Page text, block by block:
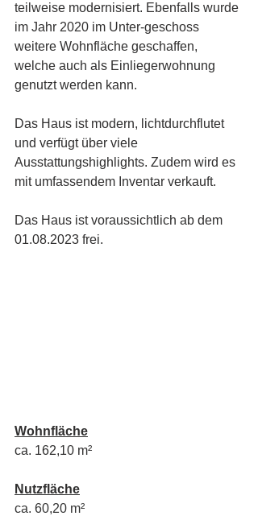
teilweise modernisiert. Ebenfalls wurde
im Jahr 2020 im Unter-geschoss
weitere Wohnfläche geschaffen,
welche auch als Einliegerwohnung
genutzt werden kann.
Das Haus ist modern, lichtdurchflutet
und verfügt über viele
Ausstattungshighlights. Zudem wird es
mit umfassendem Inventar verkauft.
Das Haus ist voraussichtlich ab dem
01.08.2023 frei.
Wohnfläche
ca. 162,10 m²
Nutzfläche
ca. 60,20 m²